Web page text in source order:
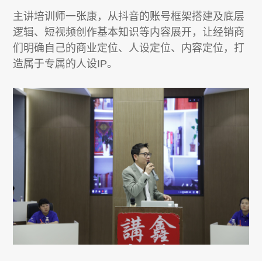
主讲培训师一张康，从抖音的账号框架搭建及底层
逻辑、短视频创作基本知识等内容展开，让经销商
们明确自己的商业定位、人设定位、内容定位，打
造属于专属的人设IP。